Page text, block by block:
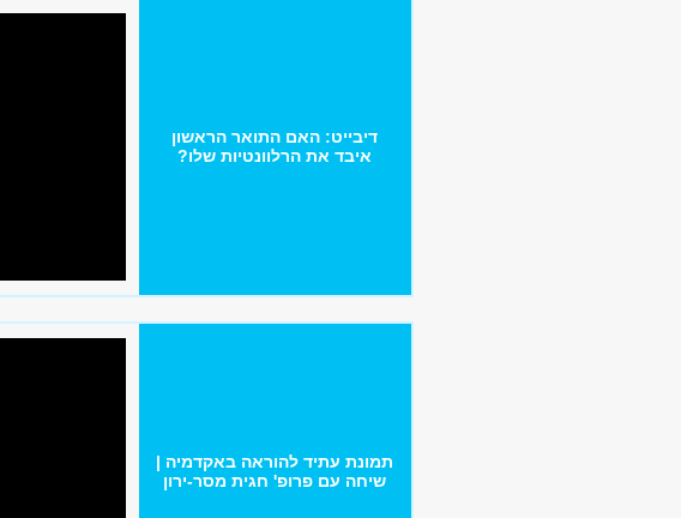
דיבייט: האם התואר הראשון
איבד את הרלוונטיות שלו?
תמונת עתיד להוראה באקדמיה |
שיחה עם פרופ' חגית מסר-ירון